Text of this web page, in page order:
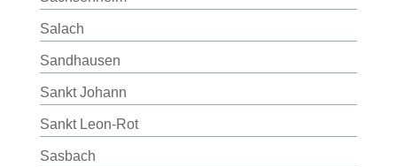
Salach
Sandhausen
Sankt Johann
Sankt Leon-Rot
Sasbach